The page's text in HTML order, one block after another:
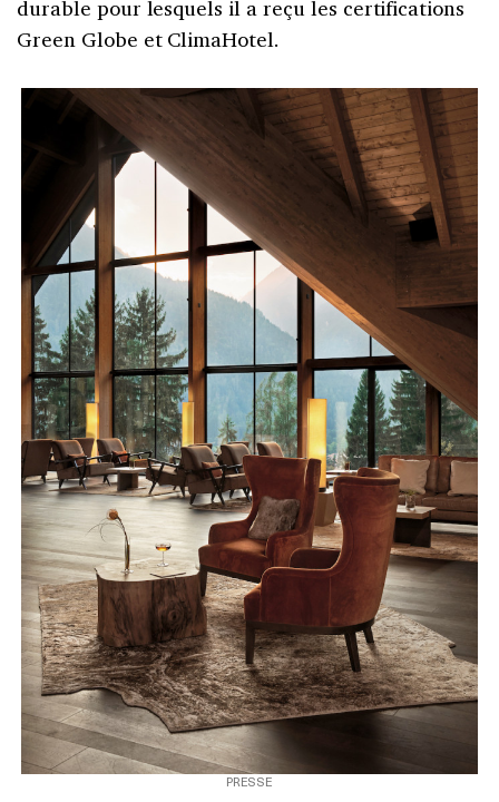
durable pour lesquels il a reçu les certifications
Green Globe et ClimaHotel.
PRESSE